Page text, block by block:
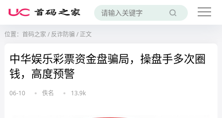
位置： 首码之家 / 反诈防骗 /正文
中华娱乐彩票资金盘骗局，操盘手多次圈
钱，高度预警
06-10 佚名 13.9k